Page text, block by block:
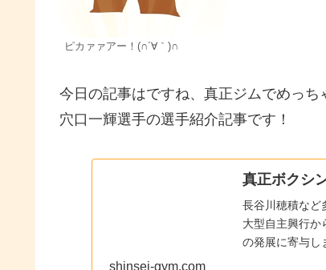
ピカァァアー！(∩´∀｀)∩
今日の記事はですね、真正ジムでめっち
穴口一輝選手の選手紹介記事です！
真正ボクシ
長谷川穂積など
大型自主興行か
の発展に寄与し
shinsei-gym.com